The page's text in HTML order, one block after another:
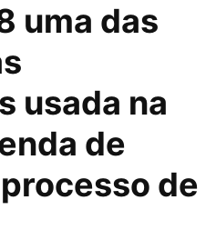
uma das
usada na
de
de